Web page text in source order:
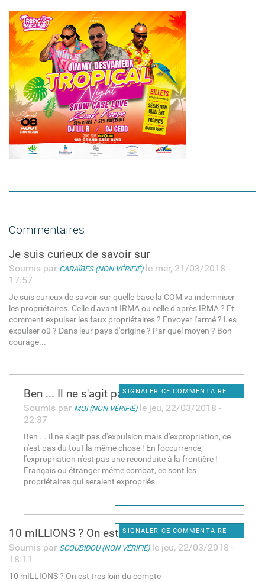
Commentaires
Je suis curieux de savoir sur
Soumis par CARAÏBES (NON VÉRIFIÉ)le mer, 21/03/2018 -
17:57
Je suis curieux de savoir sur quelle base la COM va indemniser
les propriétaires. Celle d'avant IRMA ou celle d'après IRMA ? Et
comment expulser les faux propriétaires ? Envoyer l'armé ? Les
expulser oû ? Dans leur pays d'origine ? Par quel moyen ? Bon
courage...
SIGNALER CE COMMENTAIRE
Ben ... Il ne s'agit pas d
Soumis par MOI (NON VÉRIFIÉ)le jeu, 22/03/2018 -
22:37
Ben ... Il ne s'agit pas d'expulsion mais d'expropriation, ce
n'est pas du tout la même chose ! En l'occurrence,
l'expropriation n'est pas une reconduite à la frontière !
Français ou étranger même combat, ce sont les
propriétaires qui seraient expropriés.
SIGNALER CE COMMENTAIRE
10 mILLIONS ? On est tres
Soumis par SCOUBIDOU (NON VÉRIFIÉ)le jeu, 22/03/2018 -
18:11
10 mILLIONS ? On est tres loin du compte